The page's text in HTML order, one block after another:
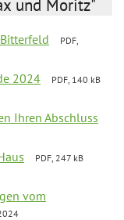
und Moritz"
PDF,
2024
PDF, 140 kB
Ihren Abschluss
PDF, 247 kB
vom